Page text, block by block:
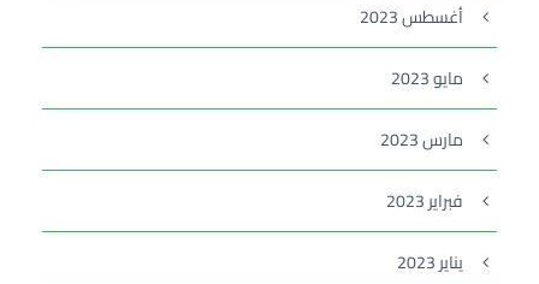
أغسطس 2023
مايو 2023
مارس 2023
فبراير 2023
يناير 2023